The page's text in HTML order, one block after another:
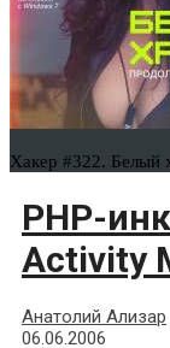
Хакер #322. Белый
PHP-
Activity
Анатолий Ализар
06.06.2006